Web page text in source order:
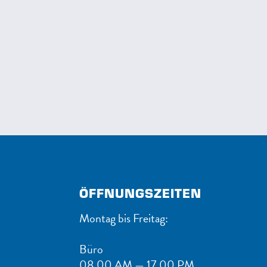
ÖFFNUNGSZEITEN
Montag bis Freitag:
Büro